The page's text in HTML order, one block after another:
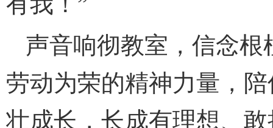
声音响彻教室，信念
劳动为荣的精神力量，
壮成长，长成有理想、